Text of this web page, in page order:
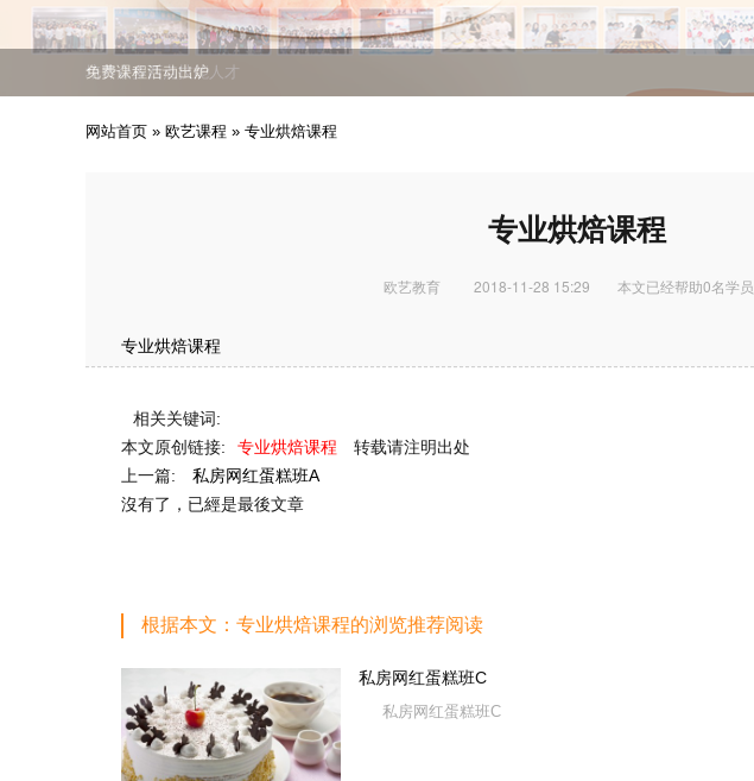
免费课程活动出炉
专业西点技能职业培训
培养众多西点技能人才
免费课程活动出炉
专业西点技能职业培训
网站首页 » 欧艺课程 » 专业烘焙课程
专业烘焙课程
欧艺教育 2018-11-28 15:29 本文已经帮助0名学员
专业烘焙课程
相关关键词:
本文原创链接:
专业烘焙课程
转载请注明出处
上一篇:
私房网红蛋糕班A
沒有了，已經是最後文章
根据本文：专业烘焙课程的浏览推荐阅读
私房网红蛋糕班C
私房网红蛋糕班C